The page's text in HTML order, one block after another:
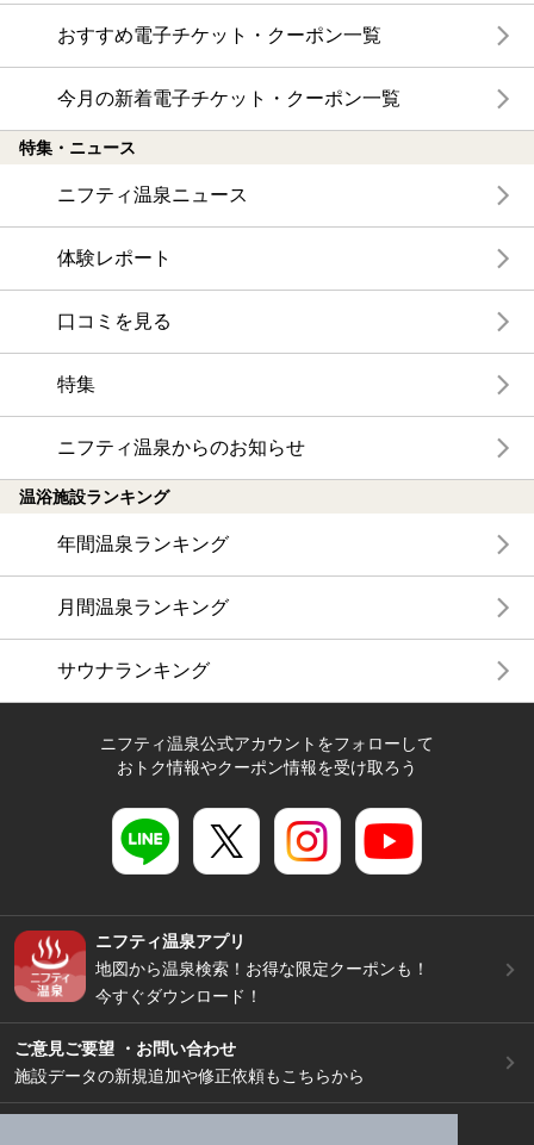
おすすめ電子チケット・クーポン一覧
今月の新着電子チケット・クーポン一覧
特集・ニュース
ニフティ温泉ニュース
体験レポート
口コミを見る
特集
ニフティ温泉からのお知らせ
温浴施設ランキング
年間温泉ランキング
月間温泉ランキング
サウナランキング
ニフティ温泉公式アカウントをフォローして
おトク情報やクーポン情報を受け取ろう
ニフティ温泉アプリ
地図から温泉検索！お得な限定クーポンも！
今すぐダウンロード！
ご意見ご要望 ・お問い合わせ
施設データの新規追加や修正依頼もこちらから